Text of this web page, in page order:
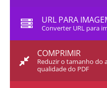
URL PARA
Converter URL para
COMPRIMIR
Reduzir o tamanho do
qualidade do PDF